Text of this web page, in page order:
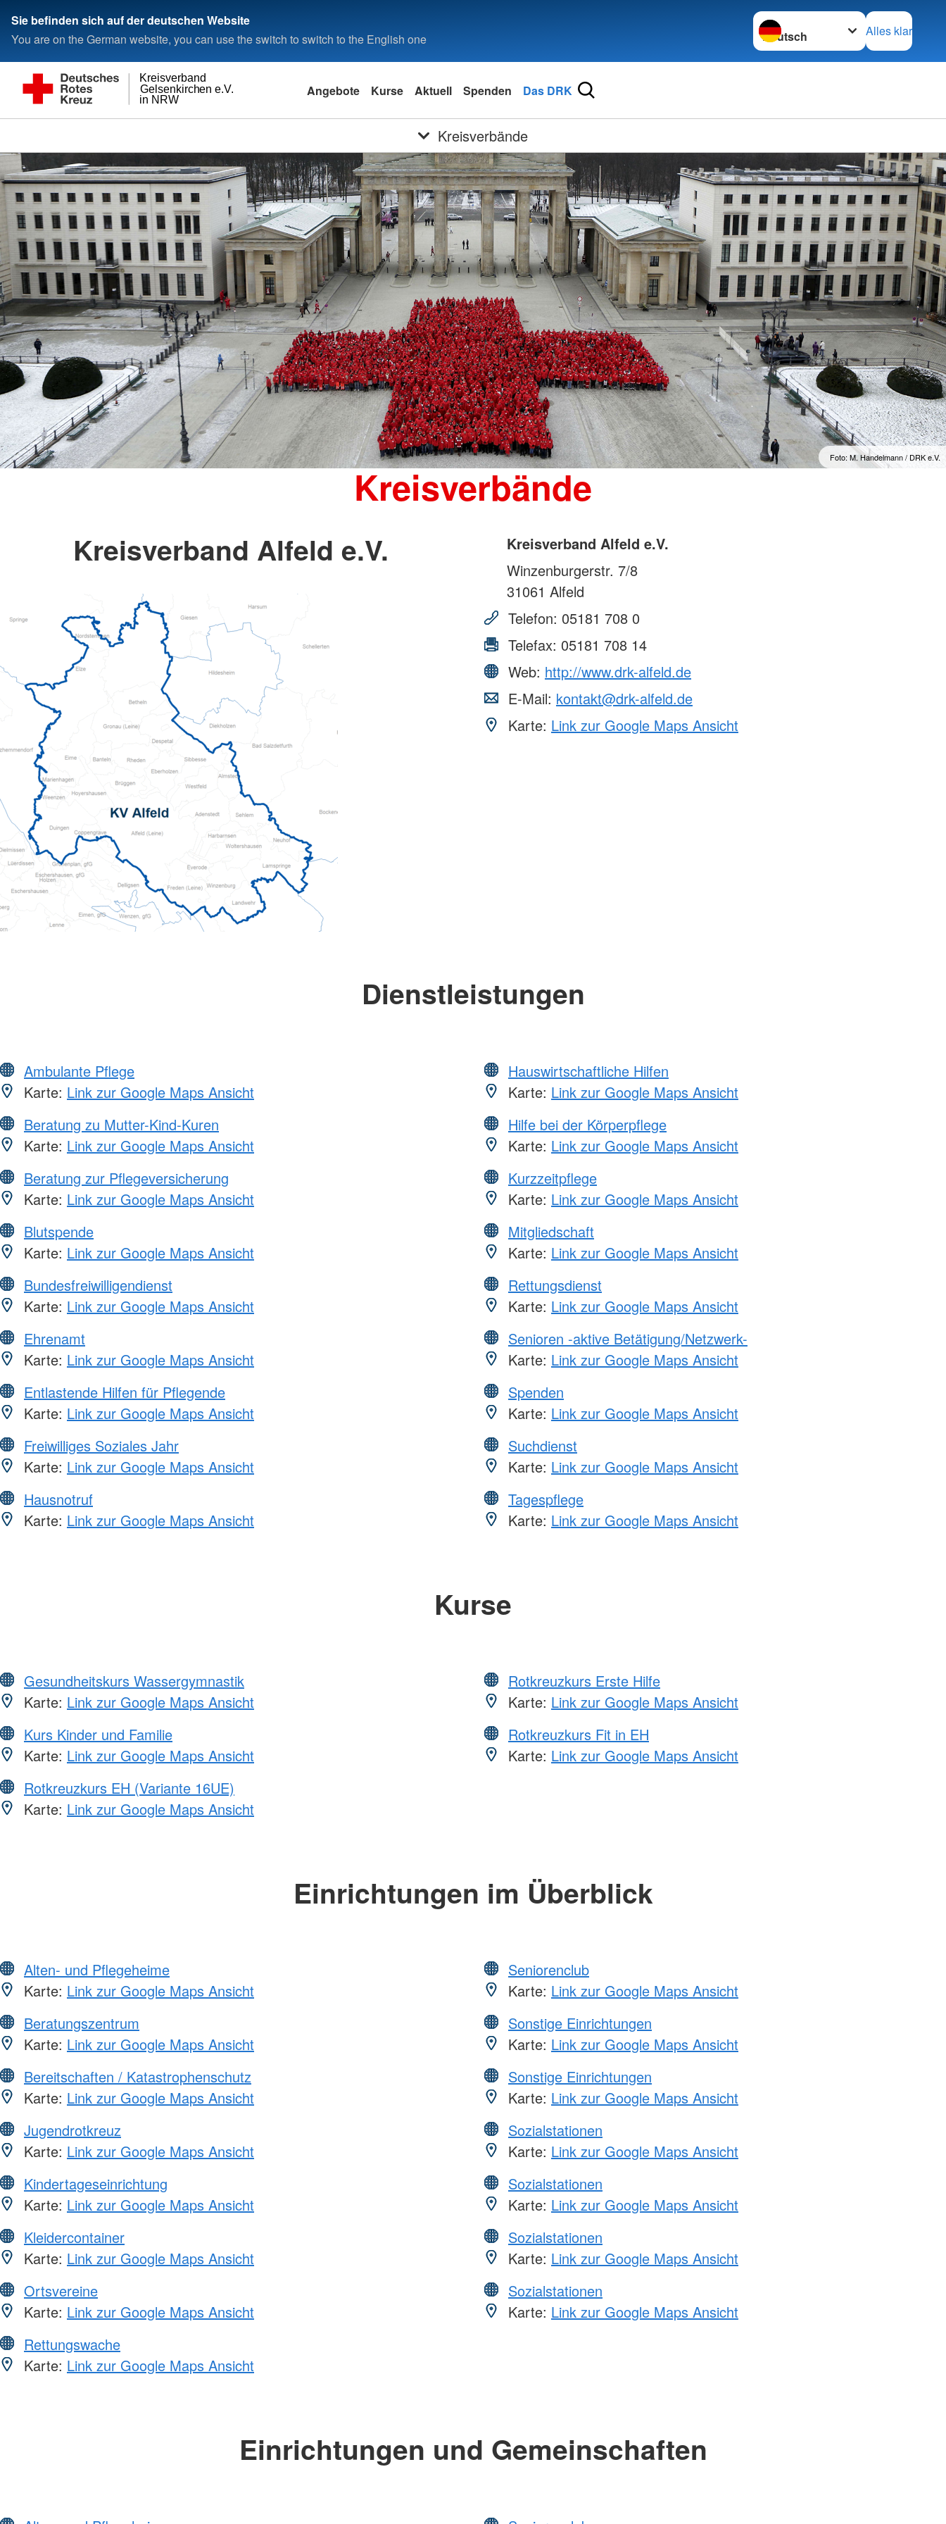
Sie befinden sich auf der deutschen Website
You are on the German website, you can use the switch to switch to the English one
Sprache wechseln zu
Alles klar
in NRW
Gelsenkirchen e.V.
Kreisverband
Angebote Kurse Aktuell Spenden Das DRK
Kreisverbände
Foto: M. Handelmann / DRK e.V.
Kreisverbände
Kreisverband Alfeld e.V.
Kreisverband Alfeld e.V.
Winzenburgerstr. 7/8
31061 Alfeld
Telefon: 05181 708 0
Telefax: 05181 708 14
Web: http://www.drk-alfeld.de
E-Mail: kontakt@drk-alfeld.de
Karte: Link zur Google Maps Ansicht
Dienstleistungen
Ambulante Pflege
Karte: Link zur Google Maps Ansicht
Beratung zu Mutter-Kind-Kuren
Karte: Link zur Google Maps Ansicht
Beratung zur Pflegeversicherung
Karte: Link zur Google Maps Ansicht
Blutspende
Karte: Link zur Google Maps Ansicht
Bundesfreiwilligendienst
Karte: Link zur Google Maps Ansicht
Ehrenamt
Karte: Link zur Google Maps Ansicht
Entlastende Hilfen für Pflegende
Karte: Link zur Google Maps Ansicht
Freiwilliges Soziales Jahr
Karte: Link zur Google Maps Ansicht
Hausnotruf
Karte: Link zur Google Maps Ansicht
Hauswirtschaftliche Hilfen
Karte: Link zur Google Maps Ansicht
Hilfe bei der Körperpflege
Karte: Link zur Google Maps Ansicht
Kurzzeitpflege
Karte: Link zur Google Maps Ansicht
Mitgliedschaft
Karte: Link zur Google Maps Ansicht
Rettungsdienst
Karte: Link zur Google Maps Ansicht
Senioren -aktive Betätigung/Netzwerk-
Karte: Link zur Google Maps Ansicht
Spenden
Karte: Link zur Google Maps Ansicht
Suchdienst
Karte: Link zur Google Maps Ansicht
Tagespflege
Karte: Link zur Google Maps Ansicht
Kurse
Gesundheitskurs Wassergymnastik
Karte: Link zur Google Maps Ansicht
Kurs Kinder und Familie
Karte: Link zur Google Maps Ansicht
Rotkreuzkurs EH (Variante 16UE)
Karte: Link zur Google Maps Ansicht
Rotkreuzkurs Erste Hilfe
Karte: Link zur Google Maps Ansicht
Rotkreuzkurs Fit in EH
Karte: Link zur Google Maps Ansicht
Einrichtungen im Überblick
Alten- und Pflegeheime
Karte: Link zur Google Maps Ansicht
Beratungszentrum
Karte: Link zur Google Maps Ansicht
Bereitschaften / Katastrophenschutz
Karte: Link zur Google Maps Ansicht
Jugendrotkreuz
Karte: Link zur Google Maps Ansicht
Kindertageseinrichtung
Karte: Link zur Google Maps Ansicht
Kleidercontainer
Karte: Link zur Google Maps Ansicht
Ortsvereine
Karte: Link zur Google Maps Ansicht
Rettungswache
Karte: Link zur Google Maps Ansicht
Seniorenclub
Karte: Link zur Google Maps Ansicht
Sonstige Einrichtungen
Karte: Link zur Google Maps Ansicht
Sonstige Einrichtungen
Karte: Link zur Google Maps Ansicht
Sozialstationen
Karte: Link zur Google Maps Ansicht
Sozialstationen
Karte: Link zur Google Maps Ansicht
Sozialstationen
Karte: Link zur Google Maps Ansicht
Sozialstationen
Karte: Link zur Google Maps Ansicht
Einrichtungen und Gemeinschaften